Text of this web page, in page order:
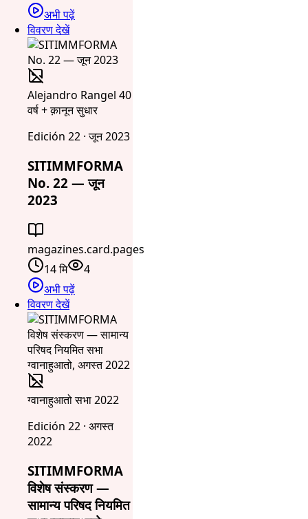
अभी पढ़ें
विवरण देखें
Alejandro Rangel 40
वर्ष + क़ानून सुधार
Edición 22 · जून 2023
SITIMMFORMA
No. 22 — जून
2023
magazines.card.pages
14 मि
4
अभी पढ़ें
विवरण देखें
ग्वानाहुआतो सभा 2022
Edición 22 · अगस्त
2022
SITIMMFORMA
विशेष संस्करण —
सामान्य परिषद नियमित